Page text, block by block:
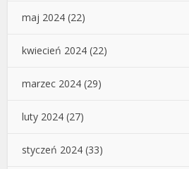
maj 2024 (22)
kwiecień 2024 (22)
marzec 2024 (29)
luty 2024 (27)
styczeń 2024 (33)